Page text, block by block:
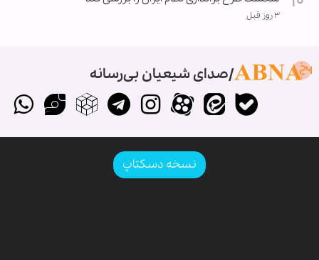
۳ روز قبل
صدای شیعیان بی‌رسانه
نسخه دسکتاپ